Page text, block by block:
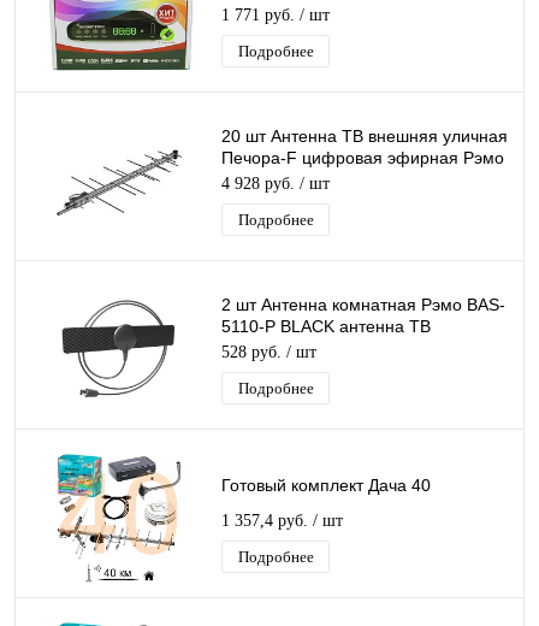
бесплатное тв приставка цифровая
2 шт
1 771 руб. / шт
Подробнее
20 шт Антенна ТВ внешняя уличная
Печора-F цифровая эфирная Рэмо
BAS-1111-Р упаковка 20 шт
4 928 руб. / шт
Подробнее
2 шт Антенна комнатная Рэмо BAS-
5110-P BLACK антенна ТВ
цифровая эфирная для
телевидения 2 шт
528 руб. / шт
Подробнее
Готовый комплект Дача 40
1 357,4 руб. / шт
Подробнее